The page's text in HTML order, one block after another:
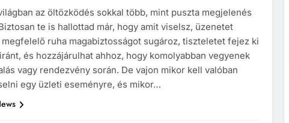
az öltözködés sokkal több, mint puszta megjelenés
te is hallottad már, hogy amit viselsz, üzenetet
megfelelő ruha magabiztosságot sugároz, tiszteletet fejez ki
és hozzájárulhat ahhoz, hogy komolyabban vegyenek
vagy rendezvény során. De vajon mikor kell valóban
egy üzleti eseményre, és mikor…